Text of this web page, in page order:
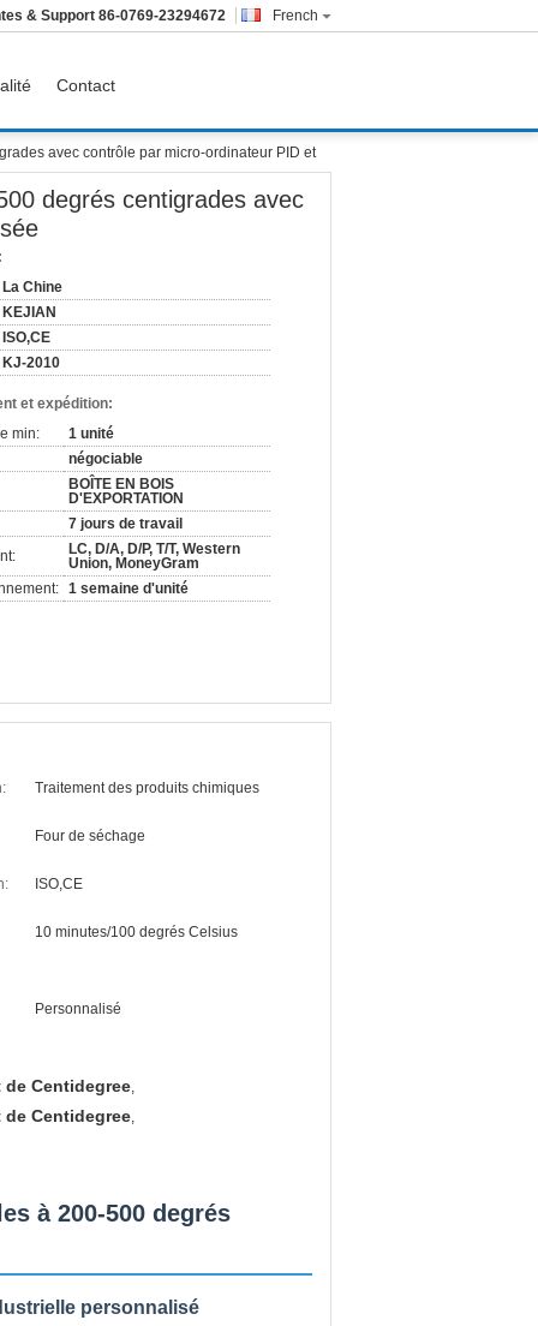
French
& Support 86-0769-23294672
Contact
avec contrôle par micro-ordinateur PID et
degrés centigrades avec
La Chine
KEJIAN
ISO,CE
KJ-2010
et expédition:
min:
1 unité
négociable
BOÎTE EN BOIS
D'EXPORTATION
7 jours de travail
LC, D/A, D/P, T/T, Western
Union, MoneyGram
1 semaine d'unité
Traitement des produits chimiques
Four de séchage
ISO,CE
10 minutes/100 degrés Celsius
Personnalisé
Centidegree,
Centidegree,
à 200-500 degrés
personnalisé